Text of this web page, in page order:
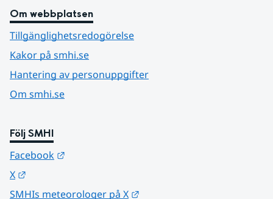
Om webbplatsen
Tillgänglighetsredogörelse
Kakor på smhi.se
Hantering av personuppgifter
Om smhi.se
Följ SMHI
Facebook
X
SMHIs meteorologer på X